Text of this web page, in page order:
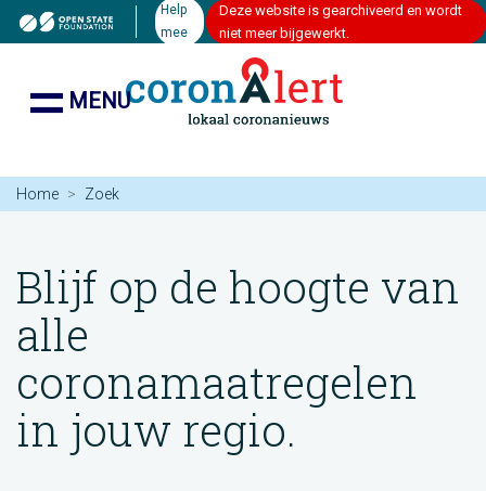
Help
mee
Deze website is gearchiveerd en wordt
niet meer bijgewerkt.
MENU
Home Zoek
Blijf op de hoogte van
alle
coronamaatregelen
in jouw regio.